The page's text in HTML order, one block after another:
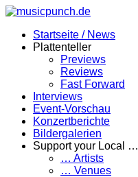
Zum
springenStartseite / News
Plattenteller
Previews
Reviews
Fast Forward
Interviews
Event-Vorschau
Konzertberichte
Bildergalerien
Support your Local …
… Artists
… Venues